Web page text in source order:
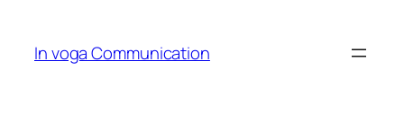
content
In voga Communication